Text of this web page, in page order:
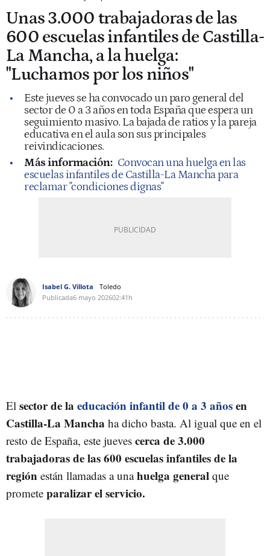
Unas 3.000 trabajadoras de las
600 escuelas infantiles de Castilla-
La Mancha, a la huelga:
"Luchamos por los niños"
Este jueves se ha convocado un paro general del
sector de 0 a 3 años en toda España que espera un
seguimiento masivo. La bajada de ratios y la pareja
educativa en el aula son sus principales
reivindicaciones.
Más información: Convocan una huelga en las
escuelas infantiles de Castilla-La Mancha para
reclamar "condiciones dignas"
Isabel G. Villota
Toledo
Publicada6 mayo 202602:41h
El sector de la educación infantil de 0 a 3 añosen
Castilla-La Mancha ha dicho basta. Al igual que en el
resto de España, este jueves cerca de 3.000
trabajadoras de las 600 escuelas infantiles de la
región están llamadas a unahuelga general que
promete paralizar el servicio.